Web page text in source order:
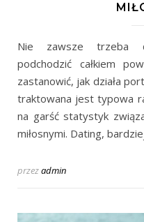
Nie zawsze trzeba
podchodzić całkiem
zastanowić, jak działa
traktowana jest typowa
na garść statystyk
miłosnymi. Dating,
przezadmin